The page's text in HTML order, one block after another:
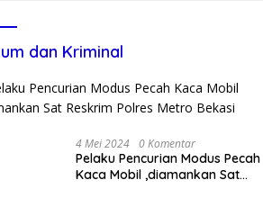
dan Kriminal
4 Mei 2024 0 Komentar
Pelaku Pencurian Modus Pecah
Kaca Mobil ,diamankan Sat